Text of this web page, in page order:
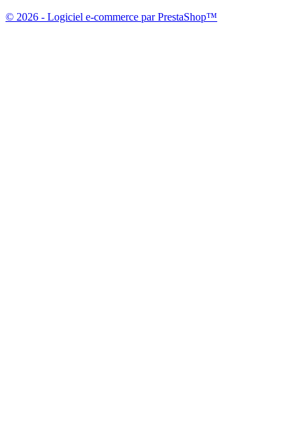
© 2026 - Logiciel e-commerce par PrestaShop™